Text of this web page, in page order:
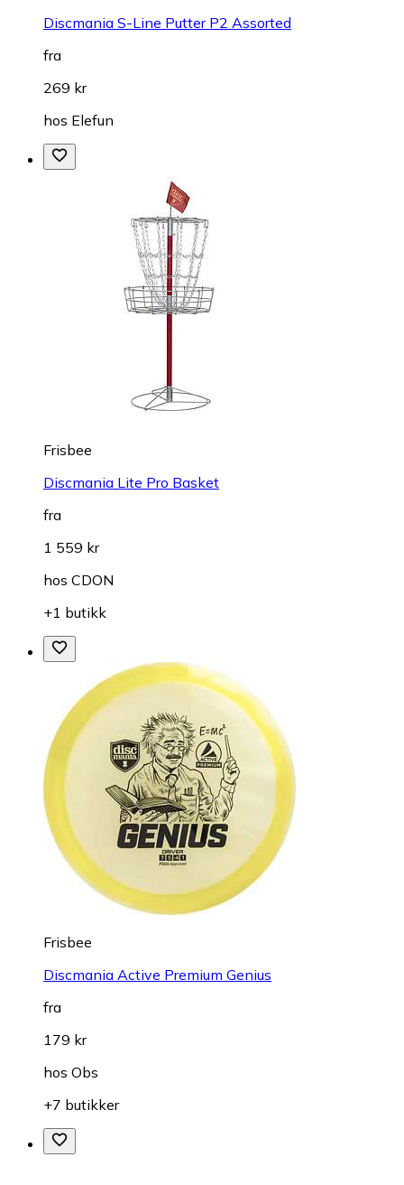
Discmania S-Line Putter P2 Assorted
fra
269 kr
hos Elefun
Frisbee
Discmania Lite Pro Basket
fra
1 559 kr
hos CDON
+1 butikk
Frisbee
Discmania Active Premium Genius
fra
179 kr
hos Obs
+7 butikker